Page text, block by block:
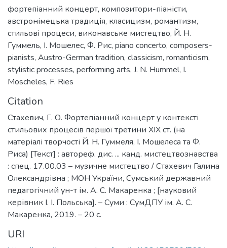
фортепіанний концерт, композитори-піаністи,
австронімецька традиція, класицизм, романтизм,
стильові процеси, виконавське мистецтво, Й. Н.
Гуммель, І. Мошелес, Ф. Рис, piano concerto, composers-
pianists, Austro-German tradition, classicism, romanticism,
stylistic processes, performing arts, J. N. Hummel, I.
Moscheles, F. Ries
Citation
Стахевич, Г. О. Фортепіанний концерт у контексті
стильових процесів першої третини XIX ст. (на
матеріалі творчості Й. Н. Гуммеля, І. Мошелеса та Ф.
Риса) [Текст] : автореф. дис. ... канд. мистецтвознавства
: спец. 17.00.03 – музичне мистецтво / Стахевич Галина
Олександрівна ; МОН України, Сумський державний
педагогічний ун-т ім. А. С. Макаренка ; [науковий
керівник І. І. Польська]. – Суми : СумДПУ ім. А. С.
Макаренка, 2019. – 20 с.
URI